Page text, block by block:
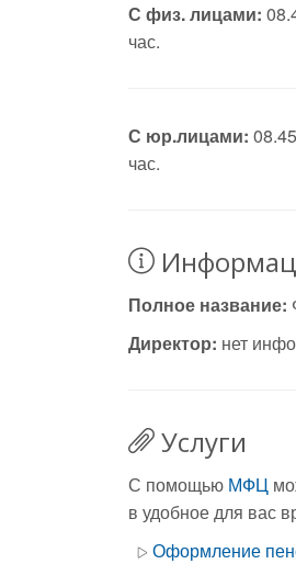
С физ. лицами:
час.
С юр.лицами:
час.
Полное название:
Директор: нет
Услуги
С помощью МФЦ
в удобное для вас
Оформление